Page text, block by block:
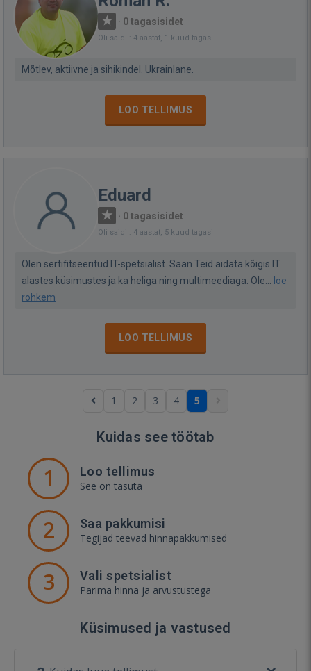
· 0 tagasisidet
Oli saidil: 4 aastat, 1 kuud tagasi
Mõtlev, aktiivne ja sihikindel. Ukrainlane.
LOO TELLIMUS
Eduard
· 0 tagasisidet
Oli saidil: 4 aastat, 5 kuud tagasi
Olen sertifitseeritud IT-spetsialist. Saan Teid aidata kõigis IT
alastes küsimustes ja ka heliga ning multimeediaga. Ole...
loe
rohkem
LOO TELLIMUS
1 2 3 4 5
Kuidas see töötab
1 Loo tellimus
See on tasuta
2 Saa pakkumisi
Tegijad teevad hinnapakkumised
3 Vali spetsialist
Parima hinna ja arvustustega
Küsimused ja vastused